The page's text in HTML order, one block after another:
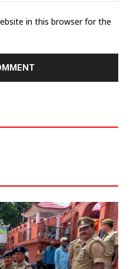
in this browser for the